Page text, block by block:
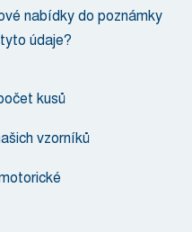
nabídky do poznámky
údaje?
kusů
vzorníků